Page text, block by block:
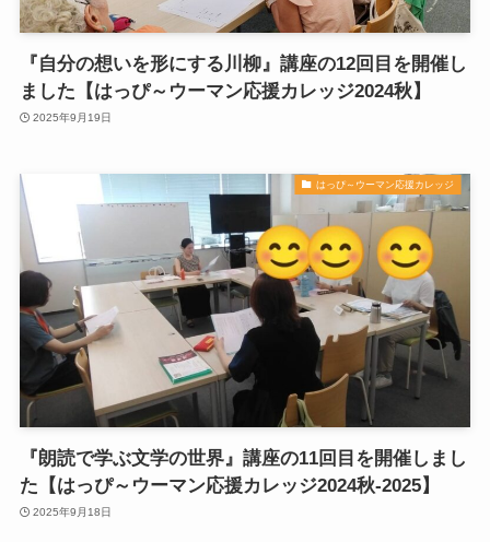
『自分の想いを形にする川柳』講座の12回目を開催し
ました【はっぴ～ウーマン応援カレッジ2024秋】
2025年9月19日
はっぴ～ウーマン応援カレッジ
『朗読で学ぶ文学の世界』講座の11回目を開催しまし
た【はっぴ～ウーマン応援カレッジ2024秋-2025】
2025年9月18日